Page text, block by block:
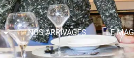
NOS ARRIVAGES LE